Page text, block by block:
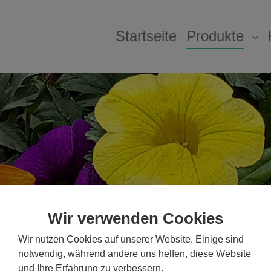
Wir verwenden Cookies
Wir nutzen Cookies auf unserer Website. Einige sind
notwendig, während andere uns helfen, diese Website
und Ihre Erfahrung zu verbessern.
Startseite Produkte